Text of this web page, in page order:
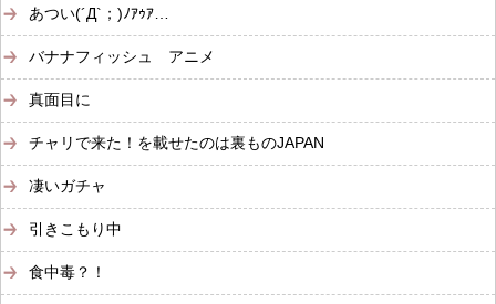
あつい(´Д`；)ﾉｱｩｱ…
バナナフィッシュ アニメ
真面目に
チャリで来た！を載せたのは裏ものJAPAN
凄いガチャ
引きこもり中
食中毒？！